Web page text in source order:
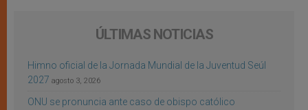
ÚLTIMAS NOTICIAS
Himno oficial de la Jornada Mundial de la Juventud Seúl
2027 agosto 3, 2026
ONU se pronuncia ante caso de obispo católico